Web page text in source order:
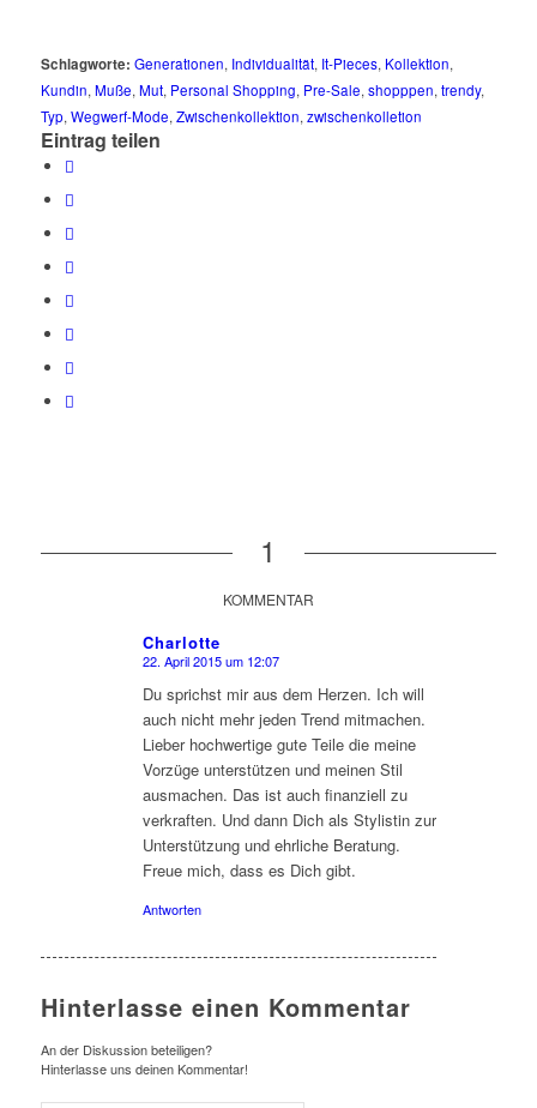
Schlagworte: Generationen, Individualität, It-Pieces, Kollektion,
Kundin, Muße, Mut, Personal Shopping, Pre-Sale, shopppen, trendy,
Typ, Wegwerf-Mode, Zwischenkollektion, zwischenkolletion
Eintrag teilen
1
KOMMENTAR
Charlotte
sagte:
22. April 2015 um 12:07
Du sprichst mir aus dem Herzen. Ich will
auch nicht mehr jeden Trend mitmachen.
Lieber hochwertige gute Teile die meine
Vorzüge unterstützen und meinen Stil
ausmachen. Das ist auch finanziell zu
verkraften. Und dann Dich als Stylistin zur
Unterstützung und ehrliche Beratung.
Freue mich, dass es Dich gibt.
Antworten
Hinterlasse einen Kommentar
An der Diskussion beteiligen?
Hinterlasse uns deinen Kommentar!